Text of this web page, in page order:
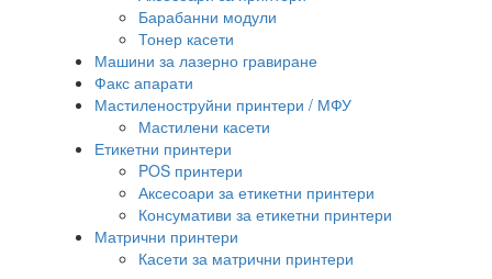
Барабанни модули
Тонер касети
Машини за лазерно гравиране
Факс апарати
Мастиленоструйни принтери / МФУ
Мастилени касети
Етикетни принтери
POS принтери
Аксесоари за етикетни принтери
Консумативи за етикетни принтери
Матрични принтери
Касети за матрични принтери